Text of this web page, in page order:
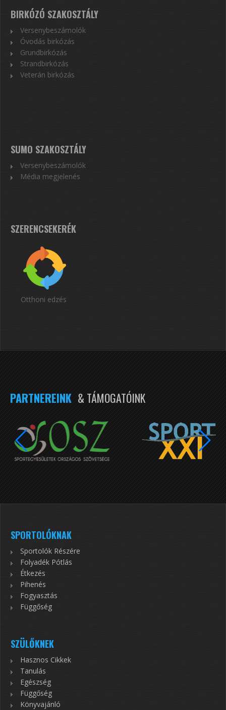
BIRKÓZÓ SZAKOSZTÁLY
Versenybeszámolók
Óvodás birkózás
Grundbirkózás
Strandbirkózás
Veterán birkózás
SUMO SZAKOSZTÁLY
Versenybeszámolók
Média megjelenés
SZERENCSEKERÉK
Otthoni edzés
PARTNEREINK & TÁMOGATÓINK
SPORTOLÓKNAK
Sportolók Részére
Folyadék Pótlás
Étkezés
Pihenés
Fogyasztás
Függőség
SZÜLŐKNEK
Hasznos Cikkek
Tanulás
Egészség
Függőség
Könyvajánló